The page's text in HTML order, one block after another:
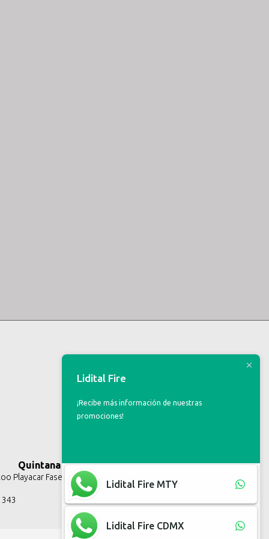
Quintana Roo
Playacar Fase II, Solidaridad Q.R.
Lidital Fire
¡Recibe más información de nuestras
promociones!
Lidital Fire MTY
Lidital Fire CDMX